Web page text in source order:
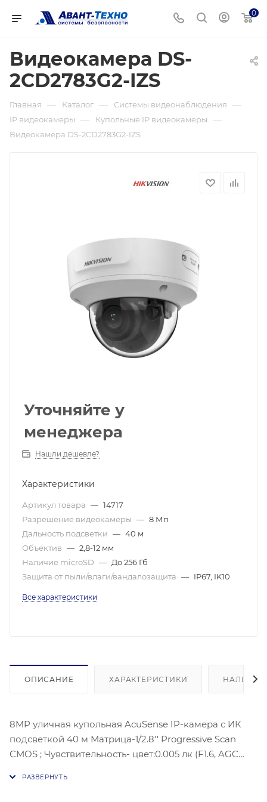
0
Видеокамера DS-
2CD2783G2-IZS
Главная — Каталог — Системы видеонаблюдения —
IP видеокамеры — Купольные IP видеокамеры —
Видеокамера DS-2CD2783G2-IZS
Уточняйте у
менеджера
Нашли дешевле?
Характеристики
Артикул товара — 14717
Разрешение видеокамеры — 8 Мп
Дальность подсветки — 40 м
Объектив — 2,8-12 мм
Наличие microSD — До 256 Гб
Защита от пыли/влаги/вандалозащита — IP67, IK10
Все характеристики
ОПИСАНИЕ ХАРАКТЕРИСТИКИ НАЛИЧИЕ
8MP уличная купольная AcuSense IP-камера с ИК
подсветкой 40 м Матрица-1/2.8'' Progressive Scan
CMOS ; Чувствительность- цвет:0.005 лк (F1.6, AGC